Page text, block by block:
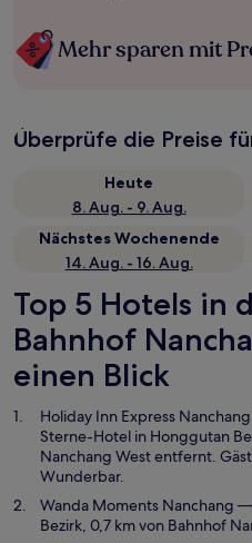
Mehr sparen mit
Überprüfe die Preise
Heute
8. Aug. - 9. Aug.
Nächstes Wochenende
14. Aug. - 16. Aug.
Top 5 Hotels in
Bahnhof
einen Blick
Holiday Inn Express
Sterne-Hotel in Honggutan
Nanchang West entfernt.
Wunderbar.
Wanda Moments Nanchang —
Bezirk, 0,7 km von Bahnhof